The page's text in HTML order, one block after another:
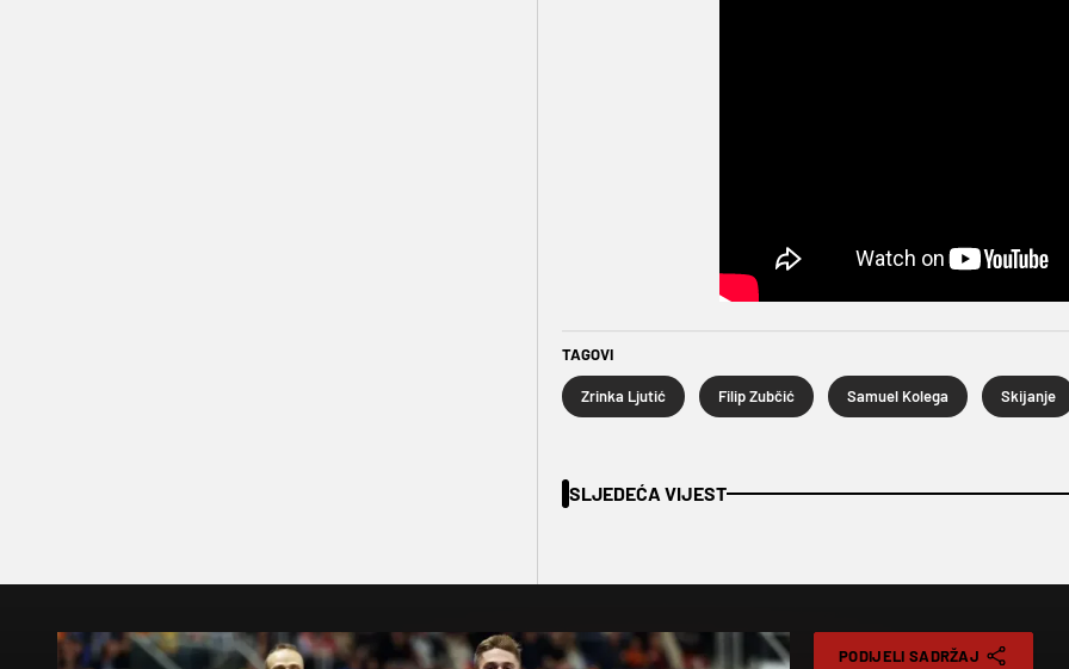
TAGOVI
Zrinka Ljutić Filip Zubčić Samuel Kolega Skijanje
SLJEDEĆA VIJEST
PODIJELI SADRŽAJ